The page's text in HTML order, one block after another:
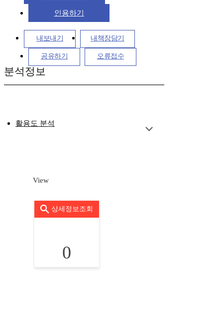
인용하기
내보내기 내책장담기
공유하기 오류접수
분석정보
활용도 분석
View
상세정보조회
0